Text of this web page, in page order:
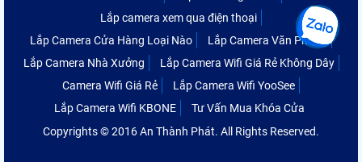
Lắp camera xem qua điện thoại
Lắp Camera Cửa Hàng Loại Nào
Lắp Camera Văn Phòng
Lắp Camera Nhà Xưởng
Lắp Camera Wifi Giá Rẻ Không Dây
Camera Wifi Giá Rẻ
Lắp Camera Wifi YooSee
Lắp Camera Wifi KBONE
Tư Vấn Mua Khóa Cửa
Copyrights © 2016 An Thành Phát. All Rights Reserved.